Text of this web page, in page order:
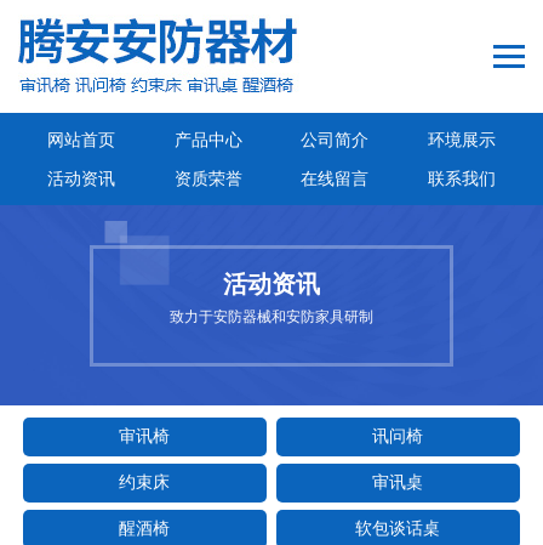
网站首页 产品中心 公司简介
环境展示
活动资讯
资质荣誉 在线留言 联系我们
活动资讯
致力于安防器械和安防家具研制
审讯椅 讯问椅
约束床 审讯桌
醒酒椅 软包谈话桌